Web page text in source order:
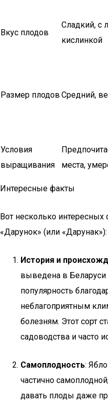
Вкус плодов
Сладкий, с
кислинкой
Размер плодов Средний,
Условия
выращивания
места,
Интересные факты
Вот несколько интересных
«Дарунок» (или «Дарунак»):
История и
выведена в Беларуси
популярность
неблагоприятным
болезням. Этот сорт
садоводства и часто
Самоплодность:
частично
давать плоды даже